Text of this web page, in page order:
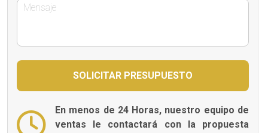
En menos de 24 Horas, nuestro equipo de
ventas le contactará con la propuesta